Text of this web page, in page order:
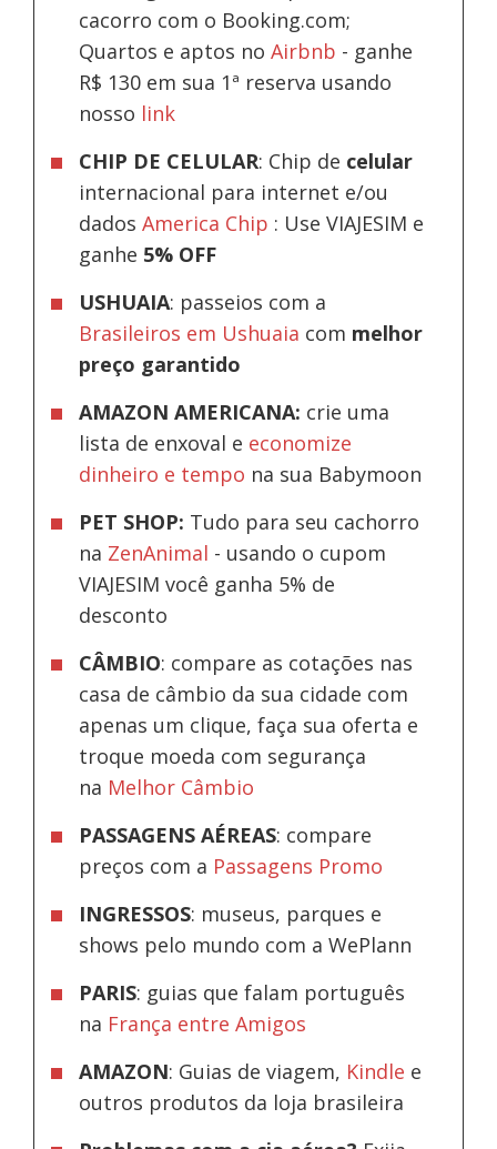
cacorro com o Booking.com;
Quartos e aptos noAirbnb - ganhe
R$ 130 em sua 1ª reserva usando
nosso link
CHIP DE CELULAR: Chip de celular
internacional para internet e/ou
dadosAmerica Chip : Use VIAJESIM e
ganhe 5% OFF
USHUAIA: passeios com a
Brasileiros em Ushuaia com melhor
preço garantido
AMAZON AMERICANA: crie uma
lista de enxoval e economize
dinheiro e tempo na sua Babymoon
PET SHOP: Tudo para seu cachorro
na ZenAnimal - usando o cupom
VIAJESIM você ganha 5% de
desconto
CÂMBIO: compare as cotações nas
casa de câmbio da sua cidade com
apenas um clique, faça sua oferta e
troque moeda com segurança
na Melhor Câmbio
PASSAGENS AÉREAS: compare
preços com a Passagens Promo
INGRESSOS: museus, parques e
shows pelo mundo com a WePlann
PARIS: guias que falam português
na França entre Amigos
AMAZON: Guias de viagem, Kindle e
outros produtos da loja brasileira